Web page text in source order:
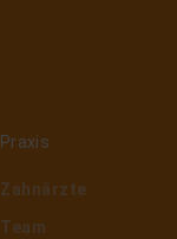
Praxis
Zahnärzte
Team